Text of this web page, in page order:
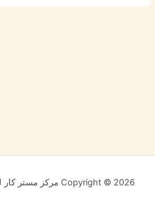
Copyright © 2026 مركز مستر كار لصيانة السيارات في جدة